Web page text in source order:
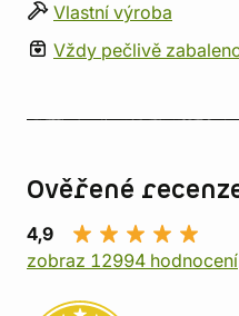
Vlastní výroba
Vždy pečlivě
Ověřené
4,9
zobraz 12994 hodnocení